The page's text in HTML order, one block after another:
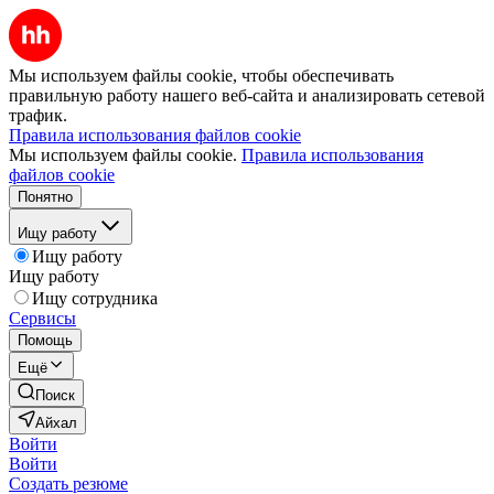
Мы используем файлы cookie, чтобы обеспечивать
правильную работу нашего веб-сайта и анализировать сетевой
трафик.
Правила использования файлов cookie
Мы используем файлы cookie. Правила использования
файлов cookie
Понятно
Ищу работу
Ищу работу
Ищу работу
Ищу сотрудника
Сервисы
Помощь
Ещё
Поиск
Айхал
Войти
Войти
Создать резюме